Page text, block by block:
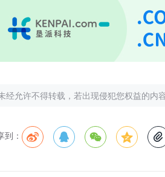
经允许不得转载，若出现侵犯您权益的内
到：     